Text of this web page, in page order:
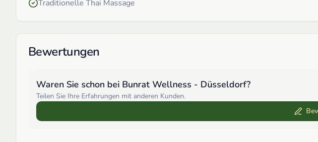
Traditionelle Thai Massage
Bewertungen
Waren Sie schon bei Bunrat Wellness - Düsseldorf?
Teilen Sie Ihre Erfahrungen mit anderen Kunden.